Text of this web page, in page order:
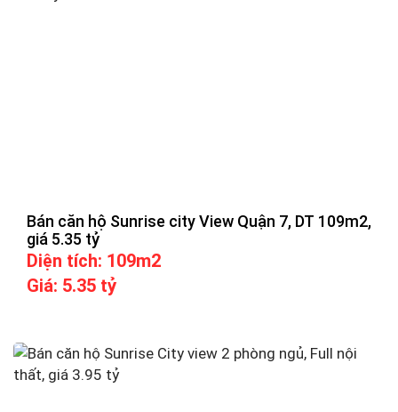
Bán căn hộ Sunrise city View Quận 7, DT 109m2,
giá 5.35 tỷ
Diện tích: 109m2
Giá: 5.35 tỷ